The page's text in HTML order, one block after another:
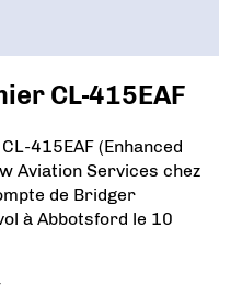
CL-415EAF
415EAF (Enhanced
Aviation Services chez
de Bridger
à Abbotsford le 10